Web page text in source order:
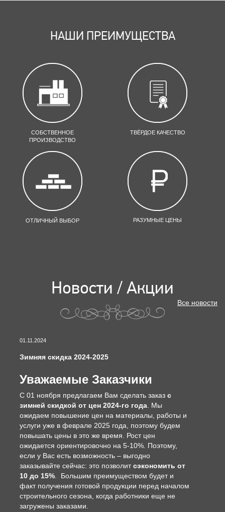
НАШИ ПРЕИМУЩЕСТВА
СОБСТВЕННОЕ
ПРОИЗВОДСТВО
ТВЁРДОЕ КАЧЕСТВО
ОТЛИЧНЫЙ ВЫБОР РАЗУМНЫЕ ЦЕНЫ
Новости / Акции
Все новости
01.11.2024
Зимняя скидка 2024-2025
Уважаемые Заказчики
С 01 ноября предлагаем Вам сделать заказ с
зимней скидкой от цен 2024-го года . Мы
ожидаем повышение цен на материалы, работы и
услуги уже в феврале 2025 года, поэтому будем
повышать цены в это же время. Рост цен
ожидается ориентировочно на 5-10%. Поэтому,
если у Вас есть возможность – выгодно
заказывайте сейчас: это позволитсэкономить от
10 до 15% . Большим преимуществом будет и
факт получения готовой продукции перед началом
строительного сезона, когда работники еще не
загружены заказами.